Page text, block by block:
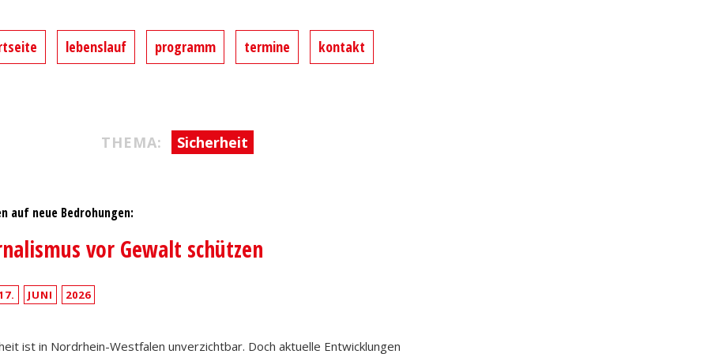
lebenslauf programm termine kontakt
THEMA: Sicherheit
auf neue Bedrohungen:
vor Gewalt schützen
JUNI 2026
ist in Nordrhein-Westfalen unverzichtbar. Doch aktuelle Entwicklungen